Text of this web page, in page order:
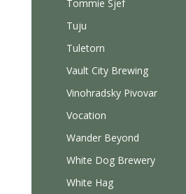
Tommie Sjef
Tuju
Tuletorn
Vault City Brewing
Vinohradsky Pivovar
Vocation
Wander Beyond
White Dog Brewery
White Hag